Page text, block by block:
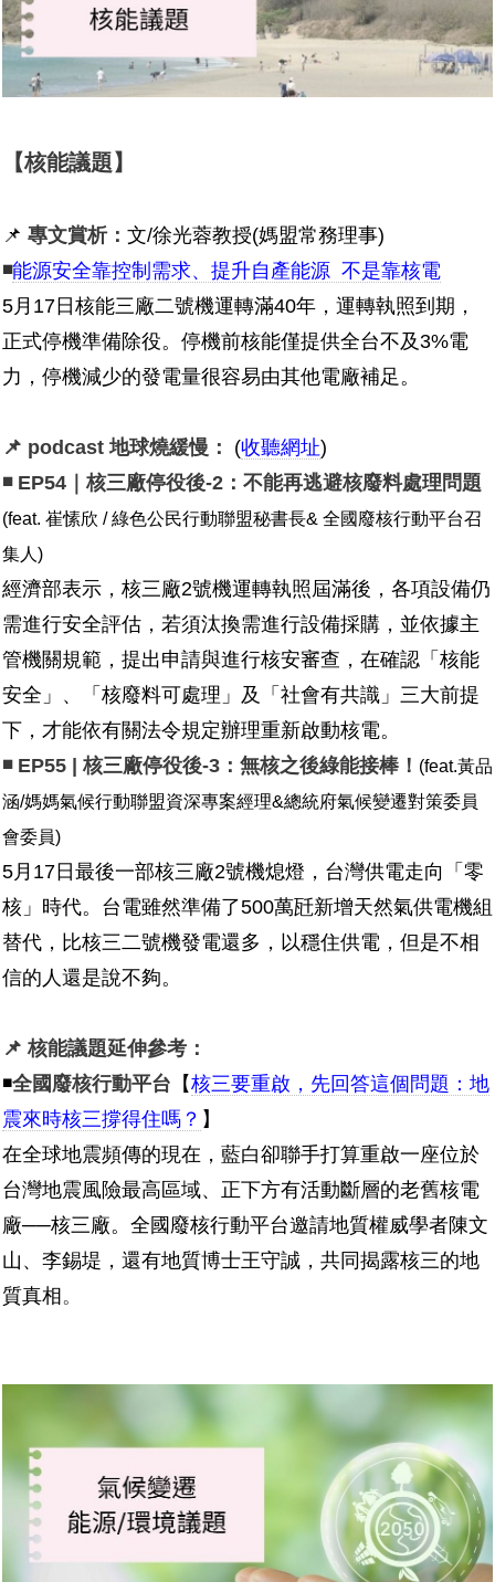
【核能議題】
📌 專文賞析： 文/徐光蓉教授(媽盟常務理事)
◾能源安全靠控制需求、提升自產能源 不是靠核電
5月17日核能三廠二號機運轉滿40年，運轉執照到期，
正式停機準備除役。停機前核能僅提供全台不及3%電
力，停機減少的發電量很容易由其他電廠補足。
📌 podcast 地球燒緩慢： (收聽網址)
◾ EP54｜核三廠停役後-2：不能再逃避核廢料處理問題
(feat. 崔愫欣 / 綠色公民行動聯盟秘書長& 全國廢核行動平台召
集人)
經濟部表示，核三廠2號機運轉執照屆滿後，各項設備仍
需進行安全評估，若須汰換需進行設備採購，並依據主
管機關規範，提出申請與進行核安審查，在確認「核能
安全」、「核廢料可處理」及「社會有共識」三大前提
下，才能依有關法令規定辦理重新啟動核電。
◾ EP55 | 核三廠停役後-3：無核之後綠能接棒！ (feat.黃品
涵/媽媽氣候行動聯盟資深專案經理&總統府氣候變遷對策委員
會委員)
5月17日最後一部核三廠2號機熄燈，台灣供電走向「零
核」時代。台電雖然準備了500萬瓩新增天然氣供電機組
替代，比核三二號機發電還多，以穩住供電，但是不相
信的人還是說不夠。
📌 核能議題延伸參考：
◾全國廢核行動平台 【核三要重啟，先回答這個問題：地
震來時核三撐得住嗎？ 】
在全球地震頻傳的現在，藍白卻聯手打算重啟一座位於
台灣地震風險最高區域、正下方有活動斷層的老舊核電
廠──核三廠。全國廢核行動平台邀請地質權威學者陳文
山、李錫堤，還有地質博士王守誠，共同揭露核三的地
質真相 。